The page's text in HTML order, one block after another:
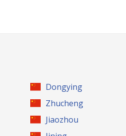
Dongying
Zhucheng
Jiaozhou